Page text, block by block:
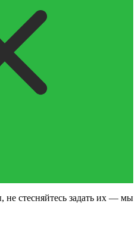
не стесняйтесь задать их — мы